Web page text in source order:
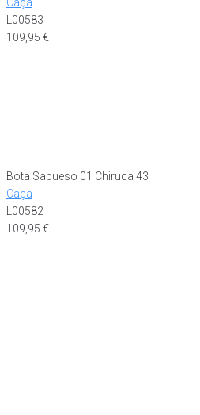
L00583
109,95 €
Bota Sabueso 01 Chiruca 43
Caça
L00582
109,95 €